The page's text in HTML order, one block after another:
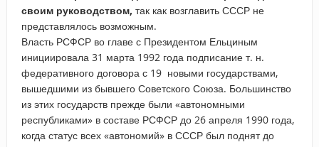
своим руководством, так как возглавить СССР не
представлялось возможным.
Власть РСФСР во главе с Президентом Ельциным
инициировала 31 марта 1992 года подписание т. н.
федеративного договора с 19 новыми государствами,
вышедшими из бывшего Советского Союза. Большинство
из этих государств прежде были «автономными
республиками» в составе РСФСР до 26 апреля 1990 года,
когда статус всех «автономий» в СССР был поднят до